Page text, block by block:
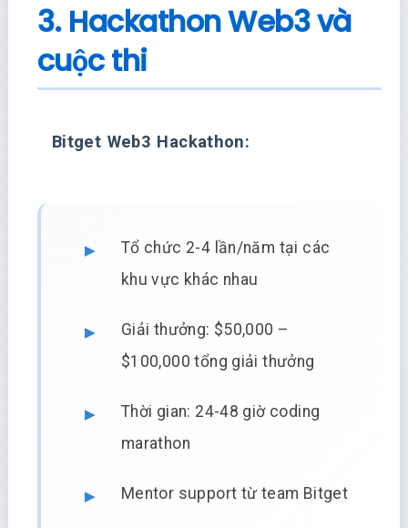
3. Hackathon Web3 và
cuộc thi
Bitget Web3 Hackathon:
Tổ chức 2-4 lần/năm tại các
khu vực khác nhau
Giải thưởng: $50,000 –
$100,000 tổng giải thưởng
Thời gian: 24-48 giờ coding
marathon
Mentor support từ team Bitget